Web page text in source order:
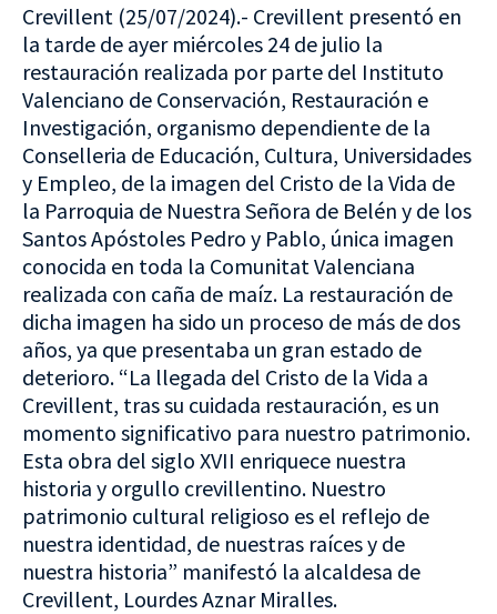
Crevillent (25/07/2024).- Crevillent presentó en
la tarde de ayer miércoles 24 de julio la
restauración realizada por parte del Instituto
Valenciano de Conservación, Restauración e
Investigación, organismo dependiente de la
Conselleria de Educación, Cultura, Universidades
y Empleo, de la imagen del Cristo de la Vida de
la Parroquia de Nuestra Señora de Belén y de los
Santos Apóstoles Pedro y Pablo, única imagen
conocida en toda la Comunitat Valenciana
realizada con caña de maíz. La restauración de
dicha imagen ha sido un proceso de más de dos
años, ya que presentaba un gran estado de
deterioro. “La llegada del Cristo de la Vida a
Crevillent, tras su cuidada restauración, es un
momento significativo para nuestro patrimonio.
Esta obra del siglo XVII enriquece nuestra
historia y orgullo crevillentino. Nuestro
patrimonio cultural religioso es el reflejo de
nuestra identidad, de nuestras raíces y de
nuestra historia” manifestó la alcaldesa de
Crevillent, Lourdes Aznar Miralles.